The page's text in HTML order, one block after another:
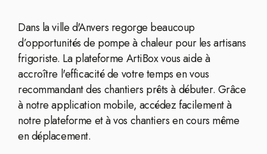
Dans la ville d'Anvers regorge beaucoup
d’opportunités de pompe à chaleur pour les artisans
frigoriste. La plateforme ArtiBox vous aide à
accroître l'efficacité de votre temps en vous
recommandant des chantiers prêts à débuter. Grâce
à notre application mobile, accédez facilement à
notre plateforme et à vos chantiers en cours même
en déplacement.